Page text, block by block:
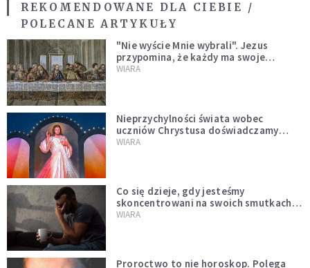
REKOMENDOWANE DLA CIEBIE /
POLECANE ARTYKUŁY
"Nie wyście Mnie wybrali". Jezus
przypomina, że każdy ma swoje
miejsce i swoją misję
WIARA
Nieprzychylności świata wobec
uczniów Chrystusa doświadczamy
wszyscy, również dzisiaj
WIARA
Co się dzieje, gdy jesteśmy
skoncentrowani na swoich smutkach?
Mówi o tym św. Jan
WIARA
Proroctwo to nie horoskop. Polega